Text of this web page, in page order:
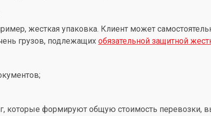
жесткая упаковка. Клиент может
грузов, подлежащих обязательной защитной
которые формируют общую стоимость